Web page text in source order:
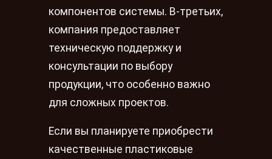
компонентов системы. В-третьих,
компания предоставляет
техническую поддержку и
консультации по выбору
продукции, что особенно важно
для сложных проектов.
Если вы планируете приобрести
качественные пластиковые